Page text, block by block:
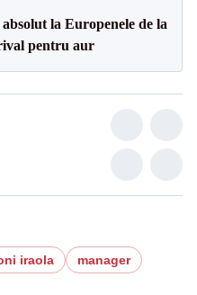
la Europenele de la
pentru aur
iraola
manager